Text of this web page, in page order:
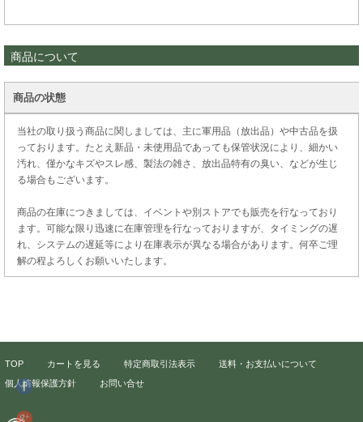
商品について
商品の状態
当社の取り扱う商品に関しましては、主に軍用品（放出品）や中古品を扱
っております。たとえ新品・未使用品であっても保管状況により、細かい
汚れ、僅かなキズやスレ感、製法の雑さ、放出品特有の臭い、などが生じ
る場合もございます。
商品の在庫につきましては、イベントや別ストアでも販売を行なっており
ます。可能な限り迅速に在庫管理を行なっておりますが、タイミングの遅
れ、システムの遅延等により在庫表示が異なる場合があります。何卒ご理
解の程よろしくお願いいたします。
TOP カートを見る 特定商取引法表示
送料・お支払いについて
個人情報保護方針
お問い合せ